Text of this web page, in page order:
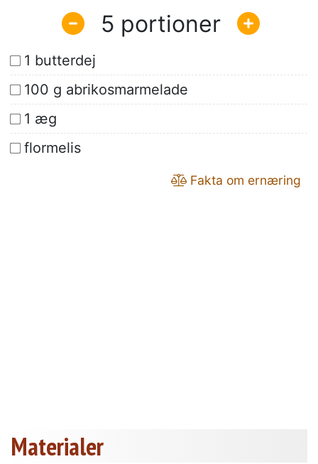
5
1 butterdej
100 g abrikosmarmelade
1 æg
flormelis
Fakta om ernæring
Materialer